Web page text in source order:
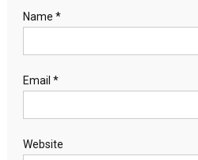
Name *
Email *
Website